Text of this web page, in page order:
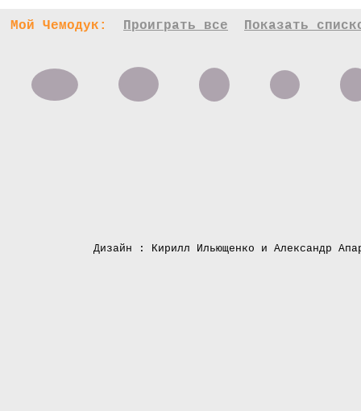
Мой Чемодук: Проиграть все Показать
Дизайн : Кирилл Ильющенко и Александр